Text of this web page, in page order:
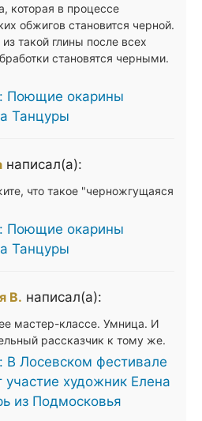
которая в процессе
обжигов становится черной.
такой глины после всех
становятся черными.
Поющие окарины
Танцуры
написал(а):
что такое "черножгущаяся
Поющие окарины
Танцуры
В. написал(а):
мастер-классе. Умница. И
рассказчик к тому же.
В Лосевском фестивале
участие художник Елена
из Подмосковья